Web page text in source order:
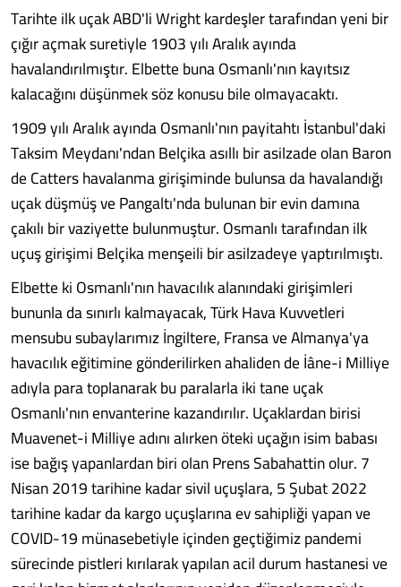
Tarihte ilk uçak ABD'li Wright kardeşler tarafından yeni bir
çığır açmak suretiyle 1903 yılı Aralık ayında
havalandırılmıştır. Elbette buna Osmanlı'nın kayıtsız
kalacağını düşünmek söz konusu bile olmayacaktı.
1909 yılı Aralık ayında Osmanlı'nın payitahtı İstanbul'daki
Taksim Meydanı'ndan Belçika asıllı bir asilzade olan Baron
de Catters havalanma girişiminde bulunsa da havalandığı
uçak düşmüş ve Pangaltı'nda bulunan bir evin damına
çakılı bir vaziyette bulunmuştur. Osmanlı tarafından ilk
uçuş girişimi Belçika menşeili bir asilzadeye yaptırılmıştı.
Elbette ki Osmanlı'nın havacılık alanındaki girişimleri
bununla da sınırlı kalmayacak, Türk Hava Kuvvetleri
mensubu subaylarımız İngiltere, Fransa ve Almanya'ya
havacılık eğitimine gönderilirken ahaliden de İâne-i Milliye
adıyla para toplanarak bu paralarla iki tane uçak
Osmanlı'nın envanterine kazandırılır. Uçaklardan birisi
Muavenet-i Milliye adını alırken öteki uçağın isim babası
ise bağış yapanlardan biri olan Prens Sabahattin olur. 7
Nisan 2019 tarihine kadar sivil uçuşlara, 5 Şubat 2022
tarihine kadar da kargo uçuşlarına ev sahipliği yapan ve
COVID-19 münasebetiyle içinden geçtiğimiz pandemi
sürecinde pistleri kırılarak yapılan acil durum hastanesi ve